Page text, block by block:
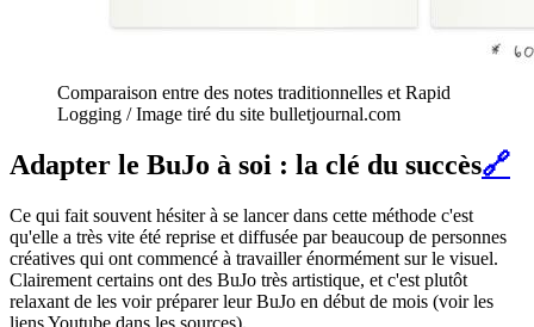
Comparaison entre des notes traditionnelles et Rapid
Logging / Image tiré du site bulletjournal.com
Adapter le BuJo à soi : la clé du succès🔗
Ce qui fait souvent hésiter à se lancer dans cette méthode c'est
qu'elle a très vite été reprise et diffusée par beaucoup de personnes
créatives qui ont commencé à travailler énormément sur le visuel.
Clairement certains ont des BuJo très artistique, et c'est plutôt
relaxant de les voir préparer leur BuJo en début de mois (voir les
liens Youtube dans les sources).